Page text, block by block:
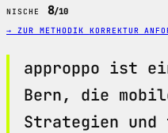
NISCHE 8/10
→ ZUR METHODIK KORREKTUR
approppo ist
Bern, die
Strategien und